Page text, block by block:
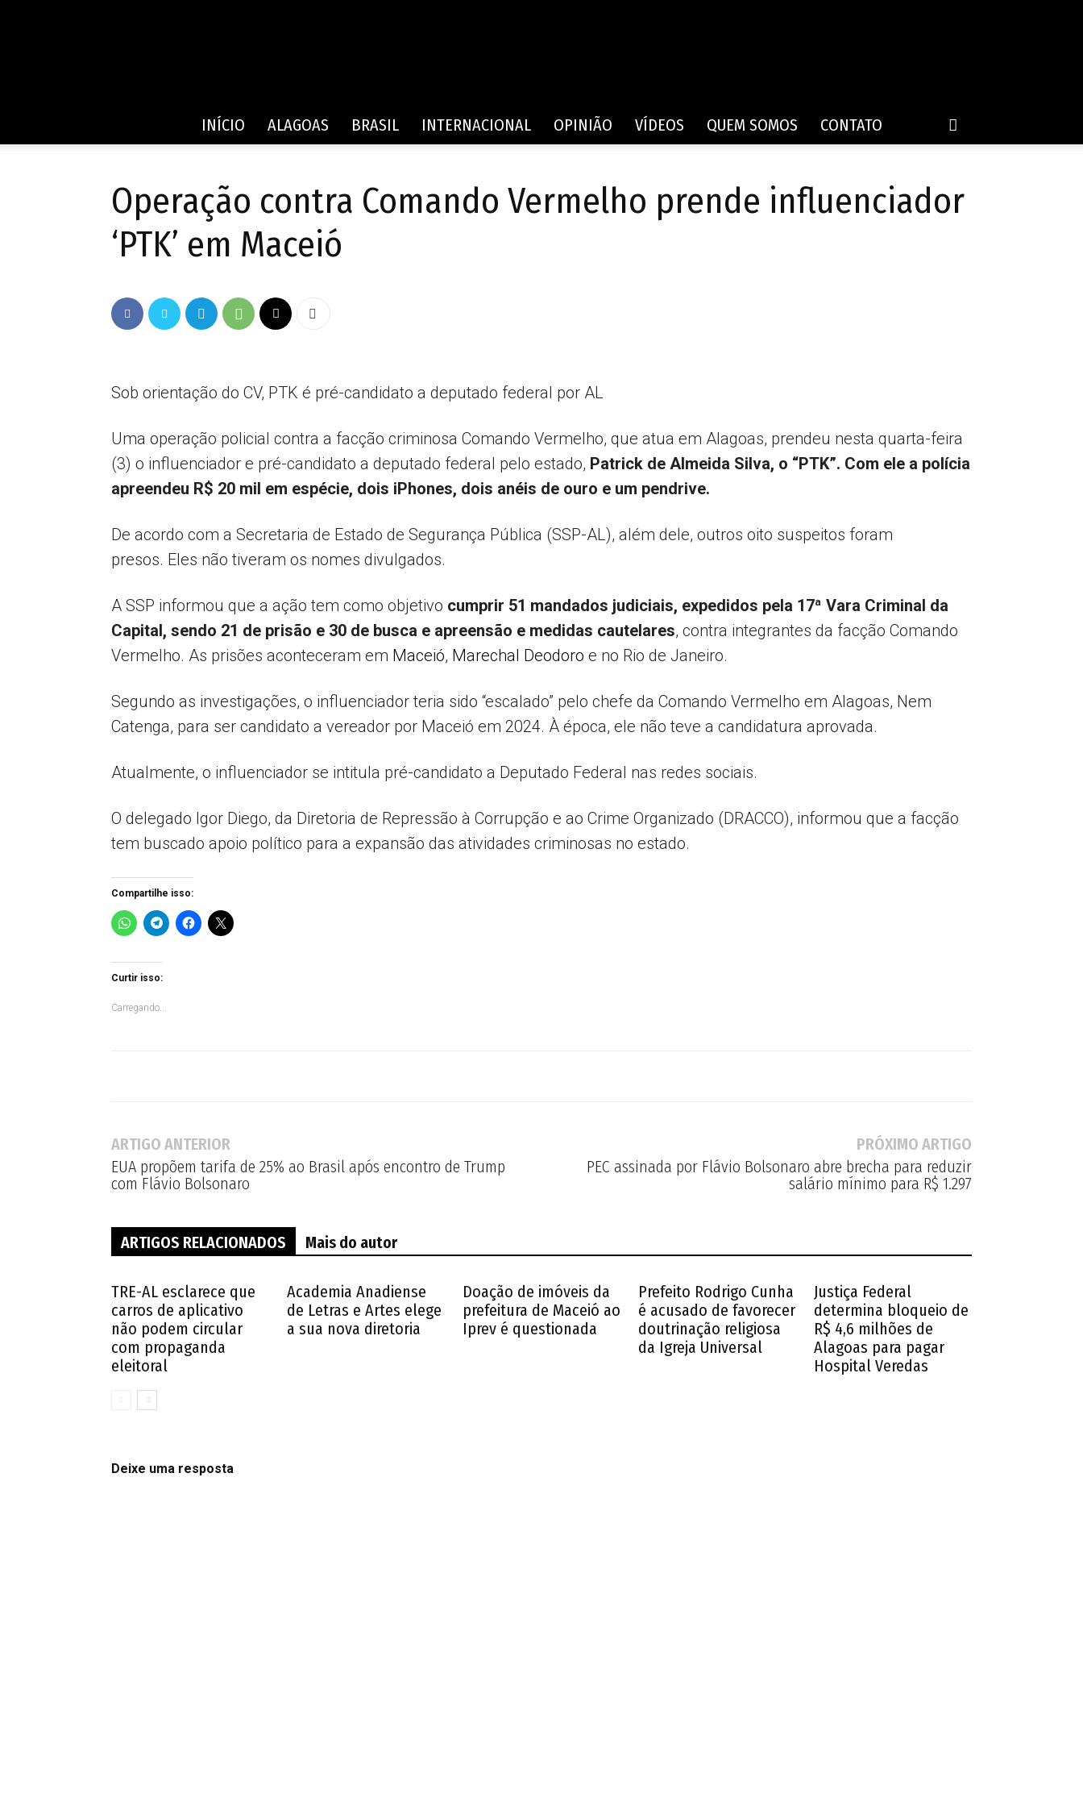
de
AL
INÍCIO ALAGOAS BRASIL INTERNACIONAL OPINIÃO VÍDEOS QUEM SOMOS CONTATO
Operação contra Comando Vermelho prende influenciador
‘PTK’ em Maceió
Sob orientação do CV, PTK é pré-candidato a deputado federal por AL
Uma operação policial contra a facção criminosa Comando Vermelho, que atua em Alagoas, prendeu nesta quarta-feira
(3) o influenciador e pré-candidato a deputado federal pelo estado, Patrick de Almeida Silva, o “PTK”. Com ele a polícia
apreendeu R$ 20 mil em espécie, dois iPhones, dois anéis de ouro e um pendrive.
De acordo com a Secretaria de Estado de Segurança Pública (SSP-AL), além dele, outros oito suspeitos foram
presos. Eles não tiveram os nomes divulgados.
A SSP informou que a ação tem como objetivo cumprir 51 mandados judiciais, expedidos pela 17ª Vara Criminal da
Capital, sendo 21 de prisão e 30 de busca e apreensão e medidas cautelares, contra integrantes da facção Comando
Vermelho. As prisões aconteceram em Maceió, Marechal Deodoro e no Rio de Janeiro.
Segundo as investigações, o influenciador teria sido “escalado” pelo chefe da Comando Vermelho em Alagoas, Nem
Catenga, para ser candidato a vereador por Maceió em 2024. À época, ele não teve a candidatura aprovada.
Atualmente, o influenciador se intitula pré-candidato a Deputado Federal nas redes sociais.
O delegado Igor Diego, da Diretoria de Repressão à Corrupção e ao Crime Organizado (DRACCO), informou que a facção
tem buscado apoio político para a expansão das atividades criminosas no estado.
Compartilhe isso:
Curtir isso:
Carregando...
ARTIGO ANTERIOR
EUA propõem tarifa de 25% ao Brasil após encontro de Trump
com Flávio Bolsonaro
PRÓXIMO ARTIGO
PEC assinada por Flávio Bolsonaro abre brecha para reduzir
salário mínimo para R$ 1.297
ARTIGOS RELACIONADOS Mais do autor
TRE-AL esclarece que
carros de aplicativo
não podem circular
com propaganda
eleitoral
Academia Anadiense
de Letras e Artes elege
a sua nova diretoria
Doação de imóveis da
prefeitura de Maceió ao
Iprev é questionada
Prefeito Rodrigo Cunha
é acusado de favorecer
doutrinação religiosa
da Igreja Universal
Justiça Federal
determina bloqueio de
R$ 4,6 milhões de
Alagoas para pagar
Hospital Veredas
Deixe uma resposta